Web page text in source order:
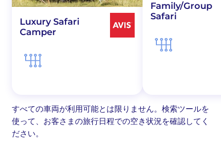
Luxury Safari
Camper
Family/Group
Safari
すべての車両が利用可能とは限りません。検索ツールを
使って、お客さまの旅行日程での空き状況を確認してく
ださい。